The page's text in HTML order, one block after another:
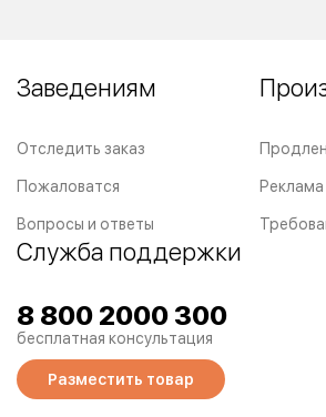
Заведениям
Отследить заказ
Пожаловатся
Вопросы и ответы
Служба поддержки
8 800 2000 300
бесплатная консультация
Разместить товар